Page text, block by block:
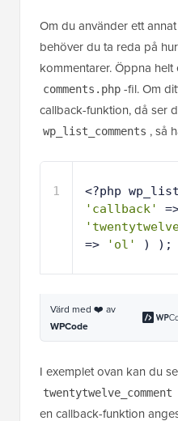
callback-funktion, då ser
wp_list_comments , så
1 <?php
'callback'
=> 'ol' ) );
Värd med ❤️ av
WPCode
I exemplet ovan kan du
en callback-funktion
platsen att hitta denna
I det här exemplet